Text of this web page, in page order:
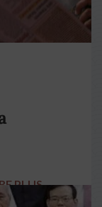
PLUS →